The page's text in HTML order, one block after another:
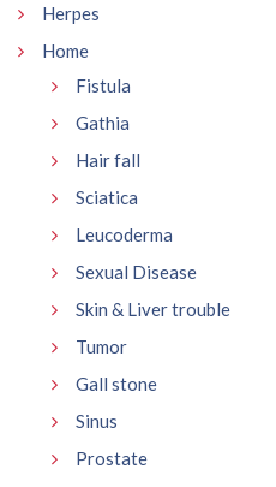
Herpes
Home
Fistula
Gathia
Hair fall
Sciatica
Leucoderma
Sexual Disease
Skin & Liver trouble
Tumor
Gall stone
Sinus
Prostate